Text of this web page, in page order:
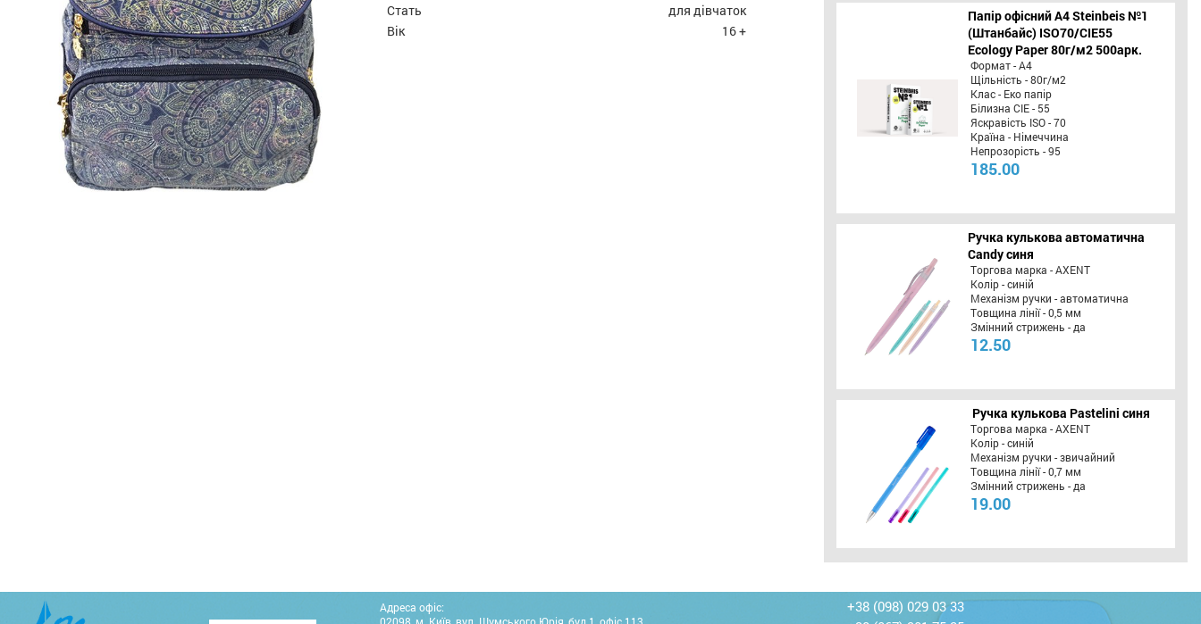
Стать
для дівчаток
Вік
16 +
Папір офісний A4 Steinbeis №1
(Штанбайс) ISO70/СІЕ55
Ecology Paper 80г/м2 500арк.
Формат - А4
Щільність - 80г/м2
Клас - Еко папір
Білизна CIE - 55
Яскравість ISO - 70
Країна - Німеччина
Непрозорість - 95
185.00
Ручка кулькова автоматична
Candy синя
Торгова марка - AXENT
Колір - синій
Механізм ручки - автоматична
Товщина лінії - 0,5 мм
Змінний стрижень - да
12.50
Ручка кулькова Pastelini синя
Торгова марка - AXENT
Колір - синій
Механізм ручки - звичайний
Товщина лінії - 0,7 мм
Змінний стрижень - да
19.00
Адреса офіс:
+38 (098) 029 03 33